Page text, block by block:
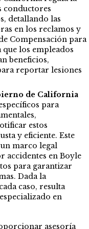
conductores
detallando las
en los reclamos y
Compensación para
los empleados
beneficios,
reportar lesiones
de California
para
estos
y eficiente. Este
marco legal
accidentes en Boyle
para garantizar
Dada la
caso, resulta
en
asesoría